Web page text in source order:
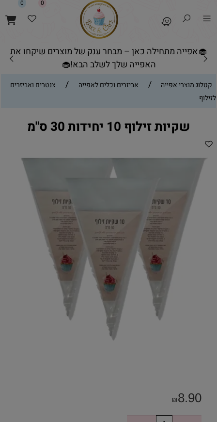
🧁אפייה מתחילה כאן – מבחר ענק של מוצרים שיקחו את
האפייה שלך לשלב הבא!🧁
0 0
קטלוג מוצרי אפייה / אביזרים וכלים לאפייה /
צנטרים ואביזרים
לזילוף
שקיות זילוף 10 יחידות 30 ס"מ
₪8.90